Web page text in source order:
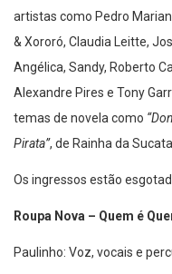
artistas como Pedro
& Xororó, Claudia Leitte,
Angélica, Sandy, Roberto
Alexandre Pires e Tony
temas de novela como
Pirata”, de Rainha da
Os ingressos estão
Roupa Nova – Quem é
Paulinho: Voz, vocais e